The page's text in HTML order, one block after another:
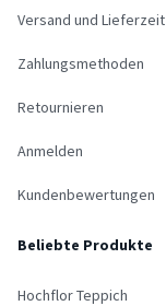
Versand und Lieferzeit
Zahlungsmethoden
Retournieren
Anmelden
Kundenbewertungen
Beliebte Produkte
Hochflor Teppich